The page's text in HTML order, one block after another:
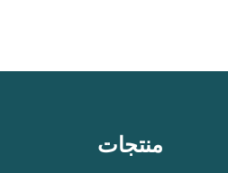
منتجات